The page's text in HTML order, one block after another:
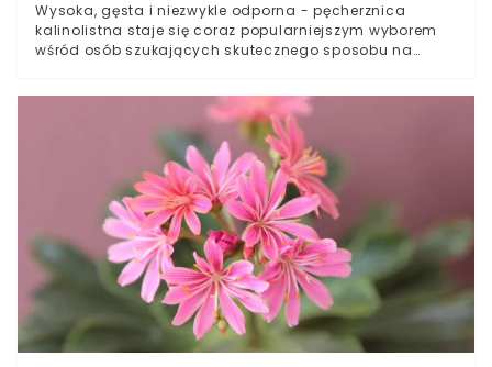
Wysoka, gęsta i niezwykle odporna - pęcherznica
kalinolistna staje się coraz popularniejszym wyborem
wśród osób szukających skutecznego sposobu na
jej pielęgnacja nie wymaga wielu godzin pracy w